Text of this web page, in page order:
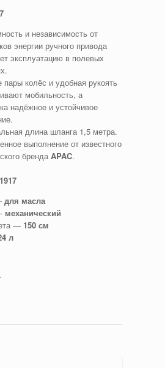
и независимость от
энергии ручного привода
эксплуатацию в полевых
пары колёс и удобная рукоять
мобильность, а
надёжное и устойчивое
длина шланга 1,5 метра.
выполнение от известного
брендаAPAC.
для масла
механический
—150 см
л